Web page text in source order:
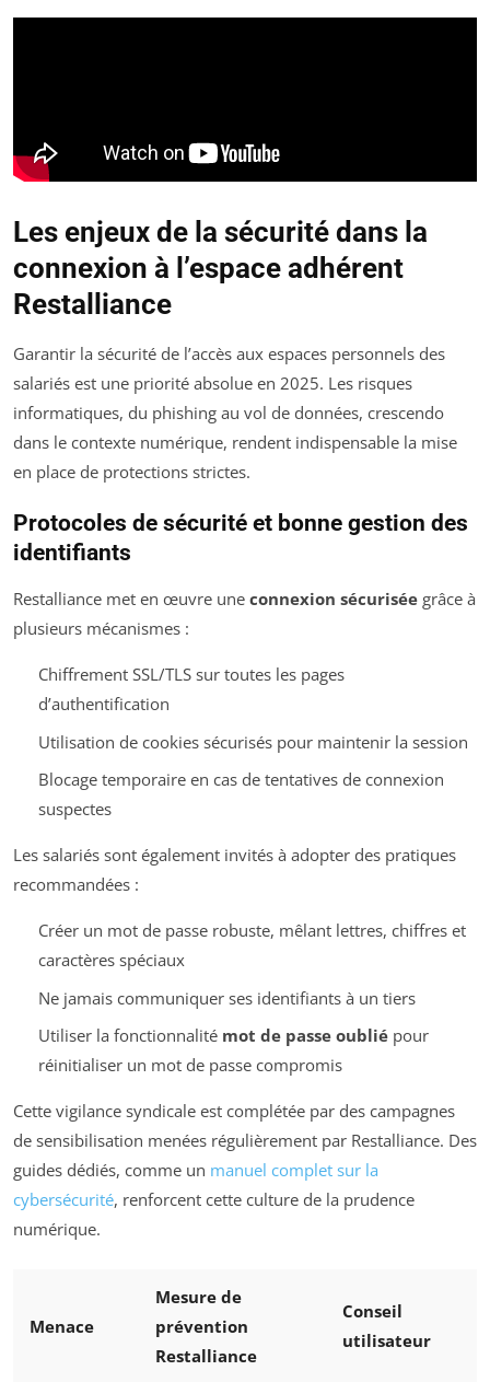
Les enjeux de la sécurité dans la
connexion à l’espace adhérent
Restalliance
Garantir la sécurité de l’accès aux espaces personnels des
salariés est une priorité absolue en 2025. Les risques
informatiques, du phishing au vol de données, crescendo
dans le contexte numérique, rendent indispensable la mise
en place de protections strictes.
Protocoles de sécurité et bonne gestion des
identifiants
Restalliance met en œuvre une connexion sécurisée grâce à
plusieurs mécanismes :
Chiffrement SSL/TLS sur toutes les pages
d’authentification
Utilisation de cookies sécurisés pour maintenir la session
Blocage temporaire en cas de tentatives de connexion
suspectes
Les salariés sont également invités à adopter des pratiques
recommandées :
Créer un mot de passe robuste, mêlant lettres, chiffres et
caractères spéciaux
Ne jamais communiquer ses identifiants à un tiers
Utiliser la fonctionnalité mot de passe oubliépour
réinitialiser un mot de passe compromis
Cette vigilance syndicale est complétée par des campagnes
de sensibilisation menées régulièrement par Restalliance. Des
guides dédiés, comme un manuel complet sur la
cybersécurité, renforcent cette culture de la prudence
numérique.
Menace
Mesure de
prévention
Restalliance
Conseil
utilisateur